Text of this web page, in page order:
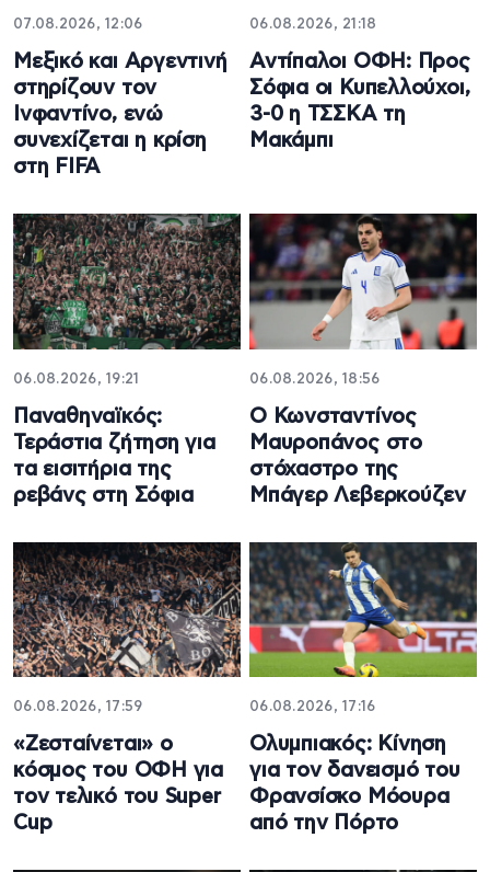
07.08.2026, 12:06
Μεξικό και Αργεντινή
στηρίζουν τον
Ινφαντίνο, ενώ
συνεχίζεται η κρίση
στη FIFA
06.08.2026, 21:18
Αντίπαλοι ΟΦΗ: Προς
Σόφια οι Κυπελλούχοι,
3-0 η ΤΣΣΚΑ τη
Μακάμπι
06.08.2026, 19:21
Παναθηναϊκός:
Τεράστια ζήτηση για
τα εισιτήρια της
ρεβάνς στη Σόφια
06.08.2026, 18:56
Ο Κωνσταντίνος
Μαυροπάνος στο
στόχαστρο της
Μπάγερ Λεβερκούζεν
06.08.2026, 17:59
«Ζεσταίνεται» ο
κόσμος του ΟΦΗ για
τον τελικό του Super
Cup
06.08.2026, 17:16
Ολυμπιακός: Κίνηση
για τον δανεισμό του
Φρανσίσκο Μόουρα
από την Πόρτο